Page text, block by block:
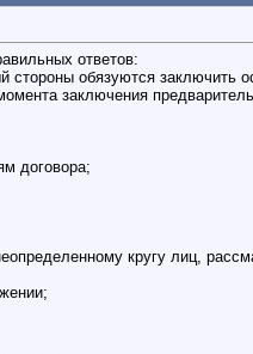
ответов:
стороны обязуются заключить
заключения
договора;
кругу лиц,